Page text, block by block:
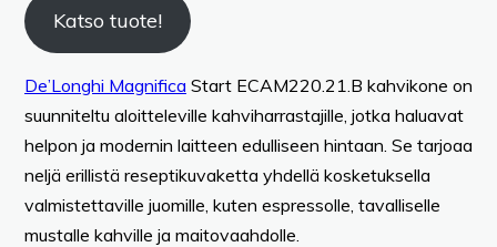
Katso tuote!
De’Longhi Magnifica Start ECAM220.21.B kahvikone on
suunniteltu aloitteleville kahviharrastajille, jotka haluavat
helpon ja modernin laitteen edulliseen hintaan. Se tarjoaa
neljä erillistä reseptikuvaketta yhdellä kosketuksella
valmistettaville juomille, kuten espressolle, tavalliselle
mustalle kahville ja maitovaahdolle.